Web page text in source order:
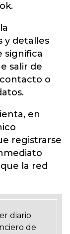
y detalles
significa
salir de
o
en
registrarse
la red
diario
de